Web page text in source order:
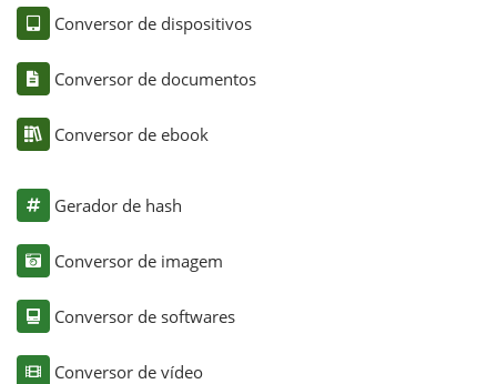
Conversor de dispositivos
Conversor de documentos
Conversor de ebook
Gerador de hash
Conversor de imagem
Conversor de softwares
Conversor de vídeo